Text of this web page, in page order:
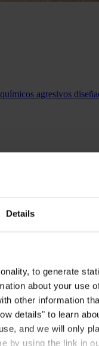
Details
to generate
about your use
other information
details" to learn
and we will only
by using the link in
agresivos